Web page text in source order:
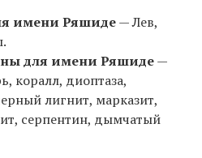
имени Ряшиде— Лев,
для имени Ряшиде—
коралл, диоптаза,
лигнит, марказит,
серпентин, дымчатый